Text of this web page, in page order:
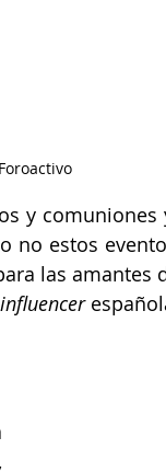
y
no estos
las amantes
influencer